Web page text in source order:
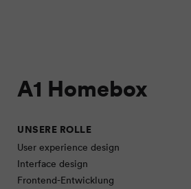
A1 Homebox
UNSERE ROLLE
User experience design
Interface design
Frontend-Entwicklung